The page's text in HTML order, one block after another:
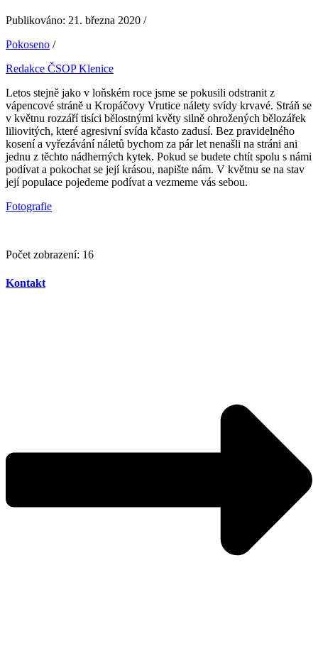
Publikováno: 21. března 2020 /
Pokoseno /
Redakce ČSOP Klenice
Letos stejně jako v loňském roce jsme se pokusili odstranit z
vápencové stráně u Kropáčovy Vrutice nálety svídy krvavé. Stráň se
v květnu rozzáří tisíci bělostnými květy silně ohrožených bělozářek
liliovitých, které agresivní svída kčasto zadusí. Bez pravidelného
kosení a vyřezávání náletů bychom za pár let nenašli na stráni ani
jednu z těchto nádherných kytek. Pokud se budete chtít spolu s námi
podívat a pokochat se její krásou, napište nám. V květnu se na stav
její populace pojedeme podívat a vezmeme vás sebou.
Fotografie
Počet zobrazení: 16
Kontakt